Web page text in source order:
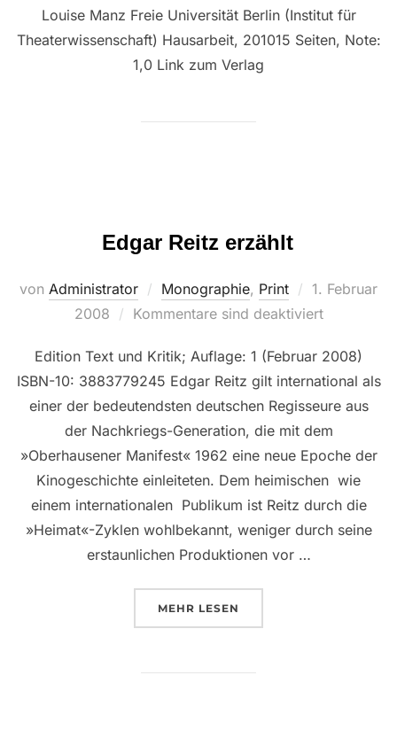
Louise Manz Freie Universität Berlin (Institut für
Theaterwissenschaft) Hausarbeit, 201015 Seiten, Note:
1,0 Link zum Verlag
Edgar Reitz erzählt
von Administrator Monographie, Print
am
1. Februar
2008
Kommentare sind deaktiviert
Edition Text und Kritik; Auflage: 1 (Februar 2008)
ISBN-10: 3883779245 Edgar Reitz gilt international als
einer der bedeutendsten deutschen Regisseure aus
der Nachkriegs-Generation, die mit dem
»Oberhausener Manifest« 1962 eine neue Epoche der
Kinogeschichte einleiteten. Dem heimischen  wie
einem internationalen  Publikum ist Reitz durch die
»Heimat«-Zyklen wohlbekannt, weniger durch seine
erstaunlichen Produktionen vor …
MEHR ÜBER “EDGAR REITZ ERZÄHLT”
LESEN